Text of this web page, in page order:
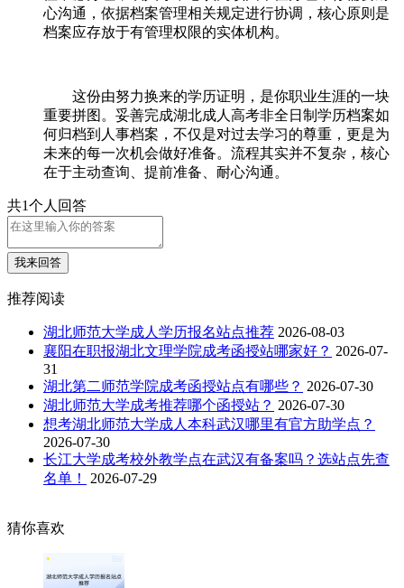
心沟通，依据档案管理相关规定进行协调，核心原则是
档案应存放于有管理权限的实体机构。
这份由努力换来的学历证明，是你职业生涯的一块
重要拼图。妥善完成湖北成人高考非全日制学历档案如
何归档到人事档案，不仅是对过去学习的尊重，更是为
未来的每一次机会做好准备。流程其实并不复杂，核心
在于主动查询、提前准备、耐心沟通。
共1个人回答
我来回答
推荐阅读
湖北师范大学成人学历报名站点推荐 2026-08-03
襄阳在职报湖北文理学院成考函授站哪家好？ 2026-07-
31
湖北第二师范学院成考函授站点有哪些？ 2026-07-30
湖北师范大学成考推荐哪个函授站？ 2026-07-30
想考湖北师范大学成人本科武汉哪里有官方助学点？
2026-07-30
长江大学成考校外教学点在武汉有备案吗？选站点先查
名单！
2026-07-29
猜你喜欢